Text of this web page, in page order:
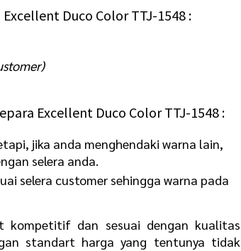
Duco Color TTJ-1548 :
Excellent Duco Color TTJ-1548 :
jika anda menghendaki warna lain,
selera anda.
selera customer sehingga warna pada
kompetitif dan sesuai dengan kualitas
standart harga yang tentunya tidak